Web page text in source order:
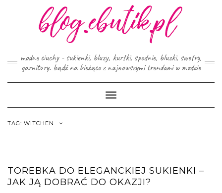
modne ciuchy - sukienki, bluzy, kurtki, spodnie, bluzki, swetry,
garnitury. bądź na bieżąco z najnowszymi trendami w modzie
Toggle
Navigation
TAG: WITCHEN
TOREBKA DO ELEGANCKIEJ SUKIENKI –
JAK JĄ DOBRAĆ DO OKAZJI?